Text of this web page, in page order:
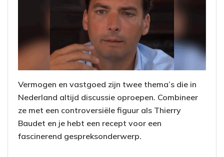
Vermogen en vastgoed zijn twee thema’s die in
Nederland altijd discussie oproepen. Combineer
ze met een controversiële figuur als Thierry
Baudet en je hebt een recept voor een
fascinerend gespreksonderwerp.